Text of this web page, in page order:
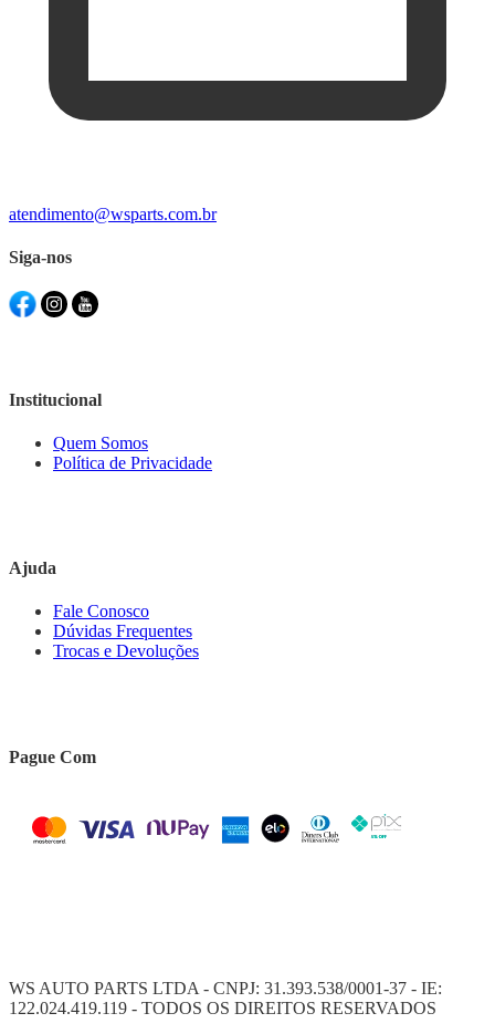
atendimento@wsparts.com.br
Siga-nos
Institucional
Quem Somos
Política de Privacidade
Ajuda
Fale Conosco
Dúvidas Frequentes
Trocas e Devoluções
Pague Com
WS AUTO PARTS LTDA - CNPJ: 31.393.538/0001-37 - IE:
122.024.419.119 - TODOS OS DIREITOS RESERVADOS